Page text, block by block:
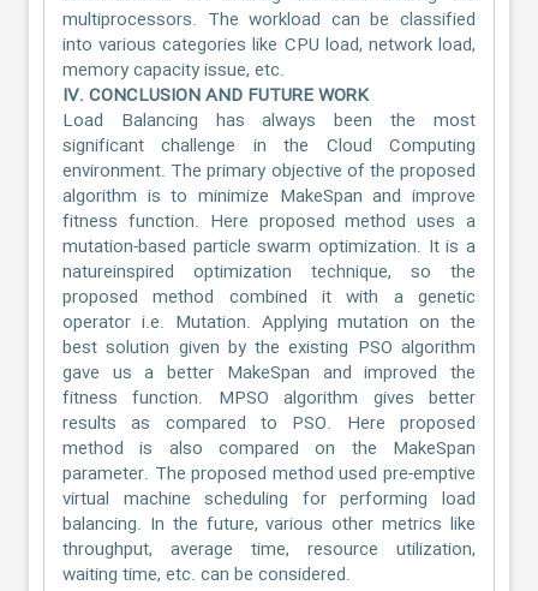
multiprocessors. The workload can be classified
into various categories like CPU load, network load,
memory capacity issue, etc.
IV. CONCLUSION AND FUTURE WORK
Load Balancing has always been the most
significant challenge in the Cloud Computing
environment. The primary objective of the proposed
algorithm is to minimize MakeSpan and improve
fitness function. Here proposed method uses a
mutation-based particle swarm optimization. It is a
natureinspired optimization technique, so the
proposed method combined it with a genetic
operator i.e. Mutation. Applying mutation on the
best solution given by the existing PSO algorithm
gave us a better MakeSpan and improved the
fitness function. MPSO algorithm gives better
results as compared to PSO. Here proposed
method is also compared on the MakeSpan
parameter. The proposed method used pre-emptive
virtual machine scheduling for performing load
balancing. In the future, various other metrics like
throughput, average time, resource utilization,
waiting time, etc. can be considered.